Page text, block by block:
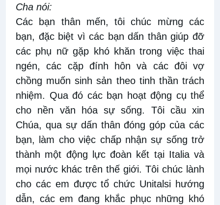
Cha nói:
Các bạn thân mến, tôi chúc mừng các
bạn, đặc biệt vì các bạn dấn thân giúp đỡ
các phụ nữ gặp khó khăn trong việc thai
ngén, các cặp đính hôn và các đôi vợ
chồng muốn sinh sản theo tinh thần trách
nhiệm. Qua đó các bạn hoạt động cụ thể
cho nền văn hóa sự sống. Tôi cầu xin
Chúa, qua sự dấn thân đóng góp của các
bạn, làm cho việc chấp nhận sự sống trở
thành một động lực đoàn kết tại Italia và
mọi nước khác trên thế giới. Tôi chúc lành
cho các em được tổ chức Unitalsi hướng
dẫn, các em đang khắc phục những khó